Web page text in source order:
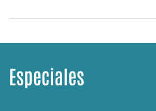
Especiales